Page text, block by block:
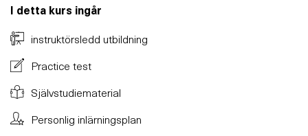
I detta kurs ingår
instruktörsledd utbildning
Practice test
Självstudiematerial
Personlig inlärningsplan